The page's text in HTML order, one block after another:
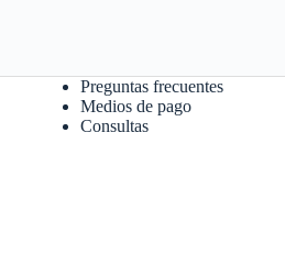
Preguntas frecuentes
Medios de pago
Consultas